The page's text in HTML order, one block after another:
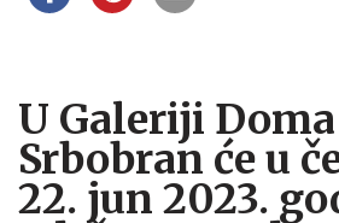
U Galeriji
Srbobran će u
22. jun 2023.